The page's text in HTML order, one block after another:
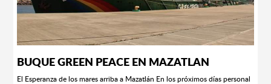
BUQUE GREEN PEACE EN MAZATLAN
El Esperanza de los mares arriba a Mazatlán En los próximos días personal